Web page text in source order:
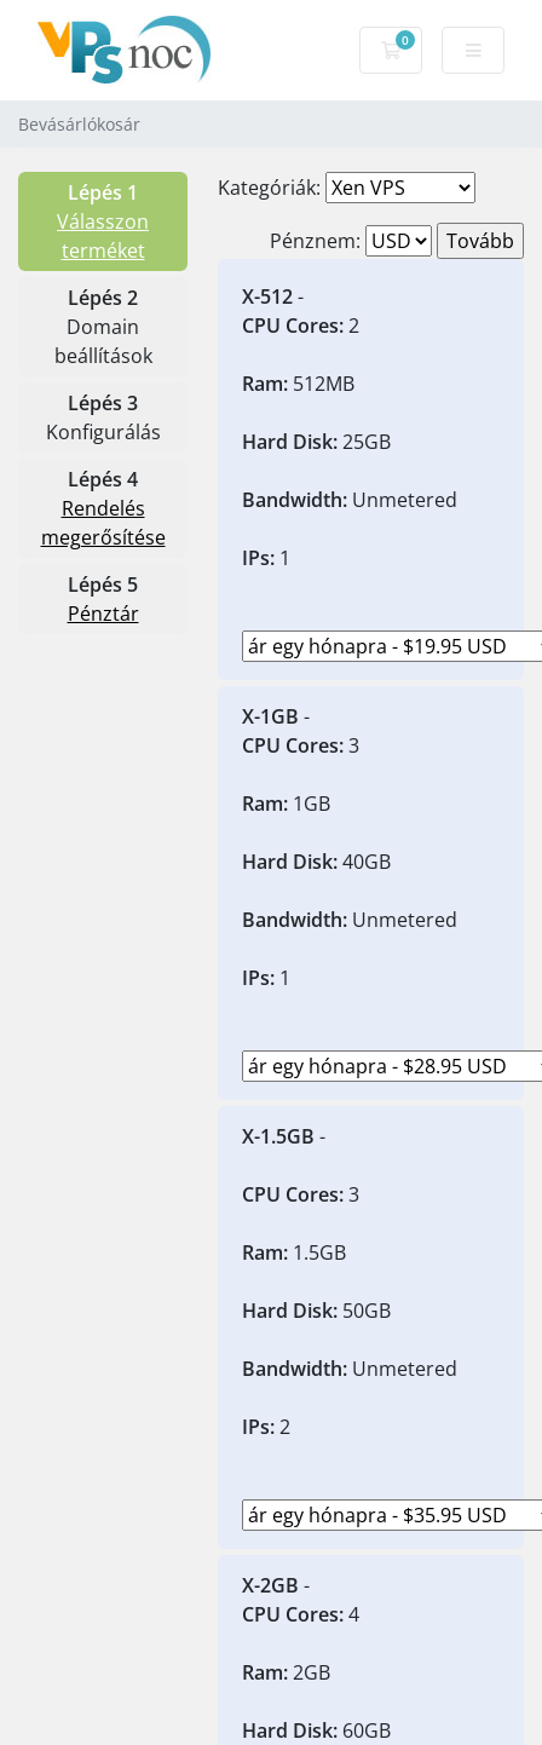
0
Bevásárlókosár
Bevásárlókosár
Lépés 1
Válasszon
terméket
Lépés 2
Domain
beállítások
Lépés 3
Konfigurálás
Lépés 4
Rendelés
megerősítése
Lépés 5
Pénztár
Kategóriák:
Pénznem:
X-512-
CPU Cores:2
Ram: 512MB
Hard Disk:25GB
Bandwidth: Unmetered
IPs: 1
X-1GB -
CPU Cores:3
Ram: 1GB
Hard Disk:40GB
Bandwidth: Unmetered
IPs: 1
X-1.5GB -
CPU Cores:3
Ram: 1.5GB
Hard Disk: 50GB
Bandwidth: Unmetered
IPs:2
X-2GB -
CPU Cores:4
Ram:2GB
Hard Disk: 60GB